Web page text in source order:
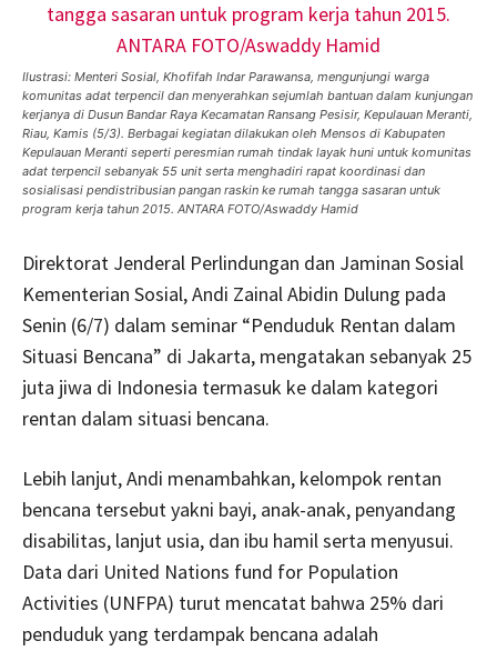
Ilustrasi: Menteri Sosial, Khofifah Indar Parawansa, mengunjungi warga
komunitas adat terpencil dan menyerahkan sejumlah bantuan dalam kunjungan
kerjanya di Dusun Bandar Raya Kecamatan Ransang Pesisir, Kepulauan Meranti,
Riau, Kamis (5/3). Berbagai kegiatan dilakukan oleh Mensos di Kabupaten
Kepulauan Meranti seperti peresmian rumah tindak layak huni untuk komunitas
adat terpencil sebanyak 55 unit serta menghadiri rapat koordinasi dan
sosialisasi pendistribusian pangan raskin ke rumah tangga sasaran untuk
program kerja tahun 2015. ANTARA FOTO/Aswaddy Hamid
Direktorat Jenderal Perlindungan dan Jaminan Sosial
Kementerian Sosial, Andi Zainal Abidin Dulung pada
Senin (6/7) dalam seminar “Penduduk Rentan dalam
Situasi Bencana” di Jakarta, mengatakan sebanyak 25
juta jiwa di Indonesia termasuk ke dalam kategori
rentan dalam situasi bencana.
Lebih lanjut, Andi menambahkan, kelompok rentan
bencana tersebut yakni bayi, anak-anak, penyandang
disabilitas, lanjut usia, dan ibu hamil serta menyusui.
Data dari United Nations fund for Population
Activities (UNFPA) turut mencatat bahwa 25% dari
penduduk yang terdampak bencana adalah